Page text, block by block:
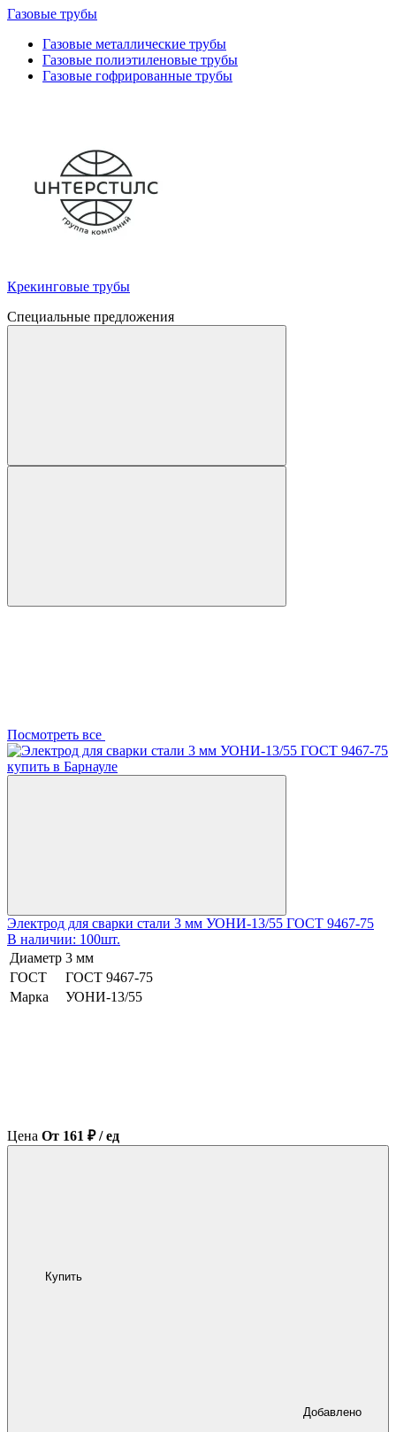
Газовые трубы
Газовые металлические трубы
Газовые полиэтиленовые трубы
Газовые гофрированные трубы
Крекинговые трубы
Специальные предложения
Посмотреть все
Электрод для сварки стали 3 мм УОНИ-13/55 ГОСТ 9467-75
В наличии: 100шт.
Диаметр 3 мм
ГОСТ
ГОСТ 9467-75
Марка
УОНИ-13/55
Цена От 161 ₽ / ед
Купить
Добавлено